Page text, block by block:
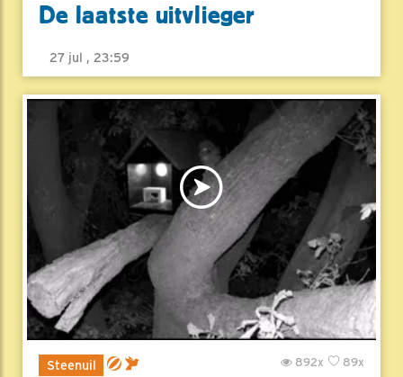
De laatste uitvlieger
27 jul , 23:59
Steenuil 89x
892x